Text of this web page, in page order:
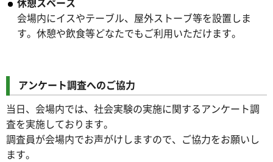
会場内にイスやテーブル、屋外ストーブ等を設置しま
す。休憩や飲食等どなたでもご利用いただけます。
アンケート調査へのご協力
当日、会場内では、社会実験の実施に関するアンケート調
査を実施しております。
調査員が会場内でお声がけしますので、ご協力をお願いし
ます。